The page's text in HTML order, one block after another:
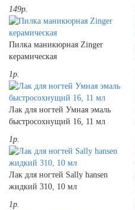
149р.
Пилка маникюрная Zinger
керамическая
1р.
Лак для ногтей Умная эмаль
быстросохнущий 16, 11 мл
1р.
Лак для ногтей Sally hansen
жидкий 310, 10 мл
1р.